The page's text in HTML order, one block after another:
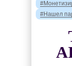
#Нашел